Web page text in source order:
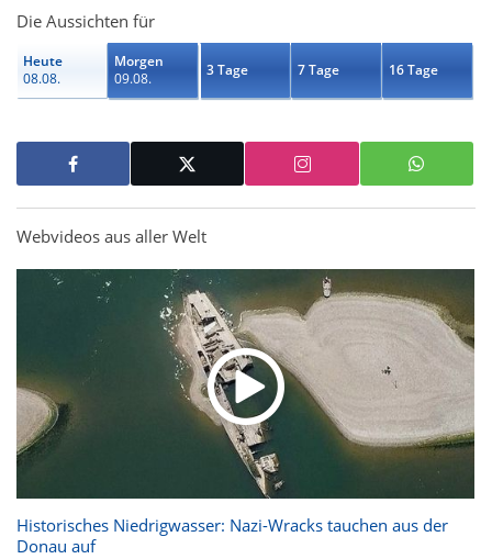
Die Aussichten für
Heute
08.08.
Morgen
09.08.
3 Tage 7 Tage 16 Tage
Webvideos aus aller Welt
Historisches Niedrigwasser: Nazi-Wracks tauchen aus der
Donau auf